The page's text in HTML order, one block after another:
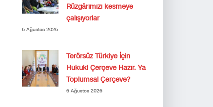
Rüzgârımızı kesmeye
çalışıyorlar
6 Ağustos 2026
Terörsüz Türkiye İçin
Hukuki Çerçeve Hazır. Ya
Toplumsal Çerçeve?
6 Ağustos 2026